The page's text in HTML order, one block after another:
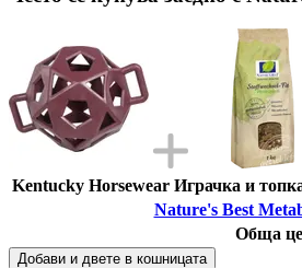
Kentucky Horsewear Играчка и
Nature's Best
Обща
Добави и двете в кошницата